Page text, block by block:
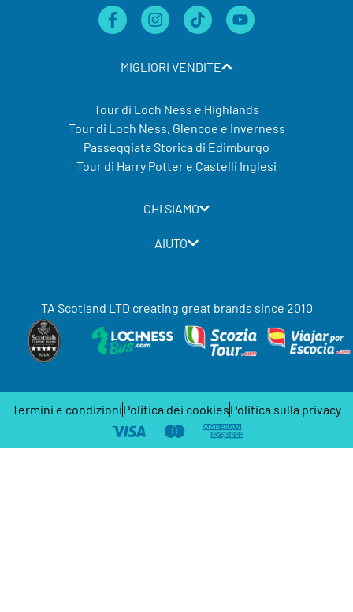
MIGLIORI VENDITE
Tour di Loch Ness e Highlands
Tour di Loch Ness, Glencoe e Inverness
Passeggiata Storica di Edimburgo
Tour di Harry Potter e Castelli Inglesi
CHI SIAMO
AIUTO
TA Scotland LTD creating great brands since 2010
Termini e condizioniPolitica dei cookiesPolitica sulla privacy